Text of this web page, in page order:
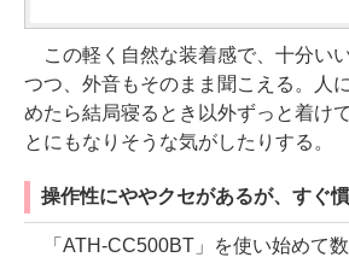
この軽く自然な装着感で、十分い
つつ、外音もそのまま聞こえる。人
めたら結局寝るとき以外ずっと着け
とにもなりそうな気がしたりする。
操作性にややクセがあるが、すぐ
「ATH-CC500BT」を使い始めて